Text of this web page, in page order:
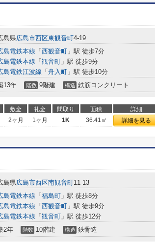
島県広島市西区東観音町4-19
島電鉄本線 「 西観音町 」駅 徒歩7分
島電鉄本線 「 観音町 」駅 徒歩9分
島電鉄江波線 「 舟入町 」駅 徒歩10分
13年 階数 9階建 構造 鉄筋コンクリート
敷金 礼金 間取り 面積 詳細
2ヶ月 1ヶ月 1K 36.41㎡ 詳細を見る
島県広島市西区南観音町11-13
島電鉄本線 「 福島町 」駅 徒歩8分
島電鉄本線 「 西観音町 」駅 徒歩9分
島電鉄本線 「 観音町 」駅 徒歩12分
2年 階数 10階建 構造 鉄骨造